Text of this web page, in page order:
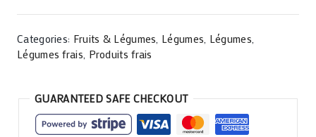
Categories: Fruits & Légumes, Légumes, Légumes,
Légumes frais, Produits frais
GUARANTEED SAFE CHECKOUT